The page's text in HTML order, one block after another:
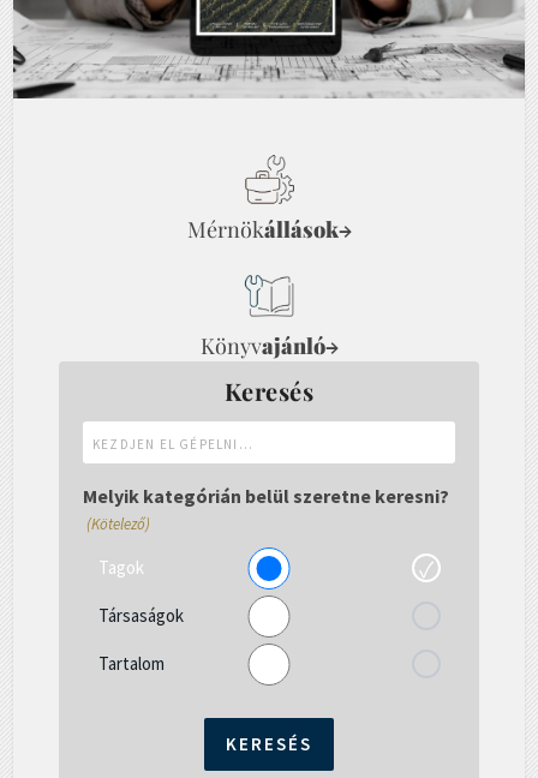
Mérnökállások→
Könyvajánló→
Keresés
el
gépelni...
Melyik kategórián belül szeretne keresni?
(Kötelező)
Tagok
Társaságok
Tartalom